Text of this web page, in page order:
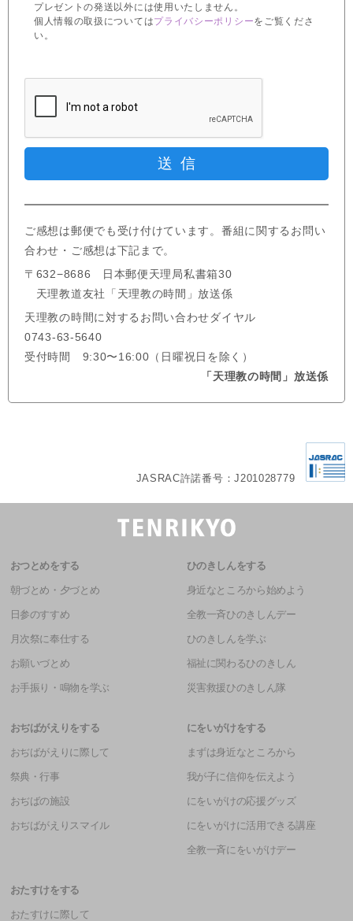
プレゼントの発送以外には使用いたしません。
個人情報の取扱についてはプライバシーポリシーをご覧くださ
い。
ご感想は郵便でも受け付けています。番組に関するお問い
合わせ・ご感想は下記まで。
〒632−8686 日本郵便天理局私書箱30
天理教道友社「天理教の時間」放送係
天理教の時間に対するお問い合わせダイヤル
0743-63-5640
受付時間 9:30〜16:00（日曜祝日を除く）
「天理教の時間」放送係
JASRAC許諾番号：J201028779
おつとめをする
朝づとめ・夕づとめ
日参のすすめ
月次祭に奉仕する
お願いづとめ
お手振り・鳴物を学ぶ
ひのきしんをする
身近なところから始めよう
全教一斉ひのきしんデー
ひのきしんを学ぶ
福祉に関わるひのきしん
災害救援ひのきしん隊
おぢばがえりをする
おぢばがえりに際して
祭典・行事
おぢばの施設
おぢばがえりスマイル
にをいがけをする
まずは身近なところから
我が子に信仰を伝えよう
にをいがけの応援グッズ
にをいがけに活用できる講座
全教一斉にをいがけデー
おたすけをする
おたすけに際して